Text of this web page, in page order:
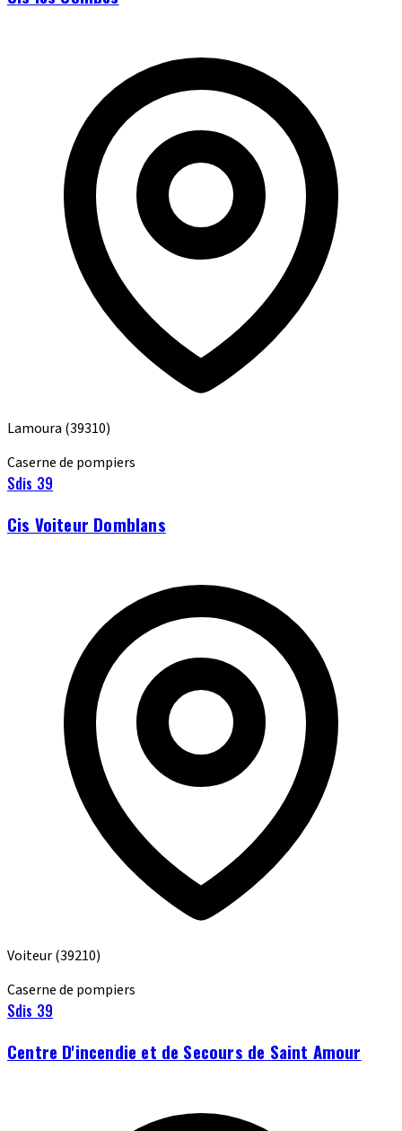
Lamoura (39310)
Caserne de pompiers
Sdis 39
Cis Voiteur Domblans
Voiteur(39210)
Caserne de pompiers
Sdis 39
Centre D'incendie et de Secours de Saint Amour